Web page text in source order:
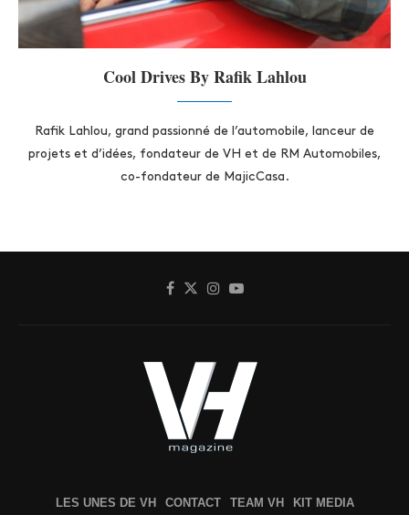
Cool Drives By Rafik Lahlou
Rafik Lahlou, grand passionné de l’automobile, lanceur de
projets et d’idées, fondateur de VH et de RM Automobiles,
co-fondateur de MajicCasa.
LES UNES DE VH CONTACT TEAM VH KIT MEDIA